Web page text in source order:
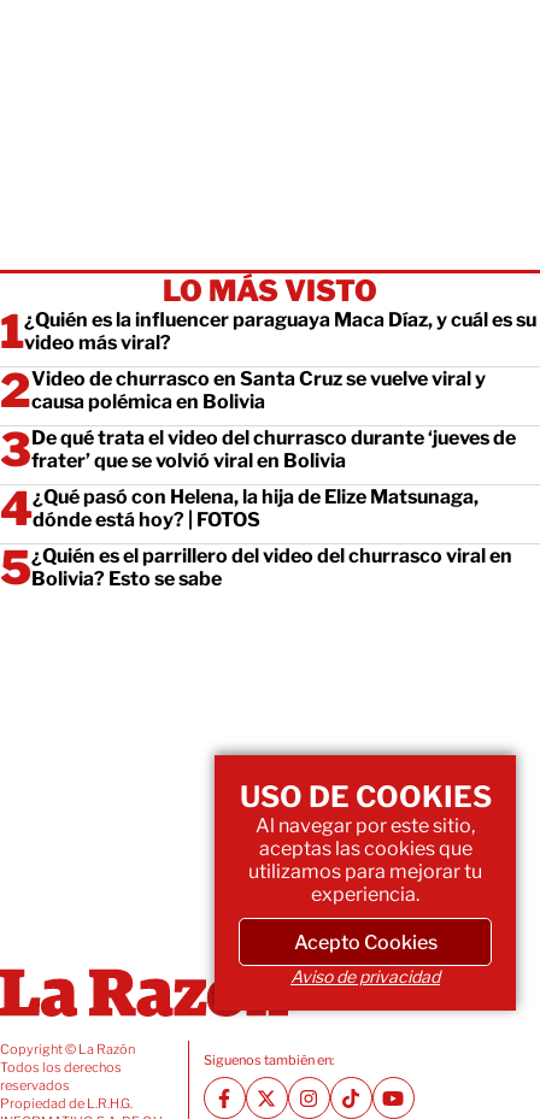
LO MÁS VISTO
¿Quién es la influencer paraguaya Maca Díaz, y cuál es su
video más viral?
Video de churrasco en Santa Cruz se vuelve viral y
causa polémica en Bolivia
De qué trata el video del churrasco durante ‘jueves de
frater’ que se volvió viral en Bolivia
¿Qué pasó con Helena, la hija de Elize Matsunaga,
dónde está hoy? | FOTOS
¿Quién es el parrillero del video del churrasco viral en
Bolivia? Esto se sabe
Copyright © La Razón
Todos los derechos
reservados
Propiedad de L.R.H.G.
Siguenos también en:
USO DE COOKIES
Al navegar por este sitio,
aceptas las cookies que
utilizamos para mejorar tu
experiencia.
Acepto Cookies
Aviso de privacidad